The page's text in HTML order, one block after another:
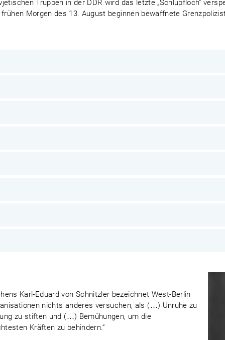
Truppen in der DDR wird das letzte „Schlupfloch"
Morgen des 13. August beginnen bewaffnete
Karl-Eduard von Schnitzler bezeichnet West-Berlin
nichts anderes versuchen, als (…) Unruhe zu
zu stiften und (…) Bemühungen, um die
Kräften zu behindern.“